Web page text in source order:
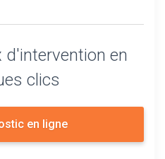
d'intervention en
clics
en ligne